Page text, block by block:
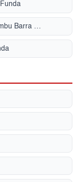
Condomínio Helbor Home Flex Pacaembu Barra Funda